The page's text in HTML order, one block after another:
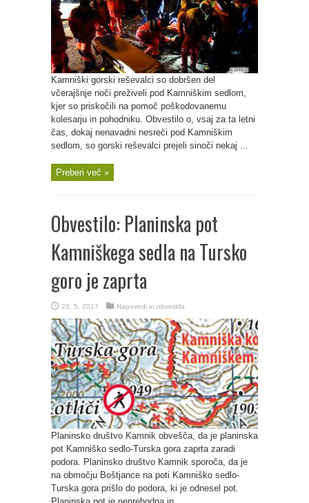
Kamniški gorski reševalci so dobršen del
včerajšnje noči preživeli pod Kamniškim sedlom,
kjer so priskočili na pomoč poškodovanemu
kolesarju in pohodniku. Obvestilo o, vsaj za ta letni
čas, dokaj nenavadni nesreči pod Kamniškim
sedlom, so gorski reševalci prejeli sinoči nekaj ...
Preberi več »
Obvestilo: Planinska pot
Kamniškega sedla na Tursko
goro je zaprta
23. 5. 2017 Napovedi in obvestila
Planinsko društvo Kamnik obvešča, da je planinska
pot Kamniško sedlo-Turska gora zaprta zaradi
podora. Planinsko društvo Kamnik sporoča, da je
na območju Boštjance na poti Kamniško sedlo-
Turska gora prišlo do podora, ki je odnesel pot.